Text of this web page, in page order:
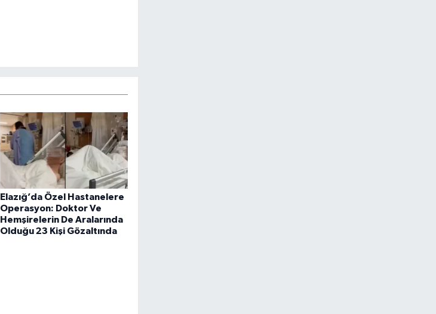
Elazığ’da Özel Hastanelere
Operasyon: Doktor Ve
Hemşirelerin De Aralarında
Olduğu 23 Kişi Gözaltında